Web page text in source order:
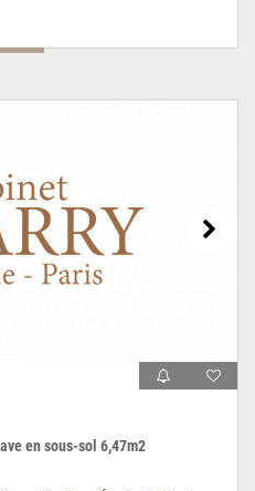
en sous-sol 6,47m2